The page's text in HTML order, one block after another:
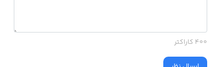
400 کاراکتر